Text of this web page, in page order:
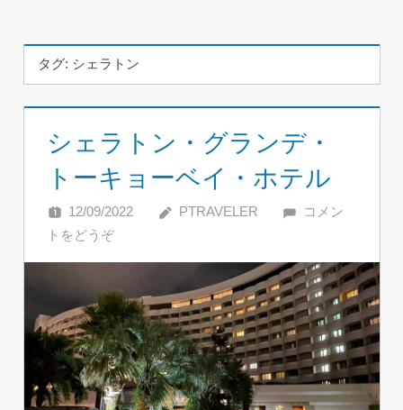
タグ: シェラトン
シェラトン・グランデ・
トーキョーベイ・ホテル
12/09/2022 PTRAVELER
コメン
トをどうぞ